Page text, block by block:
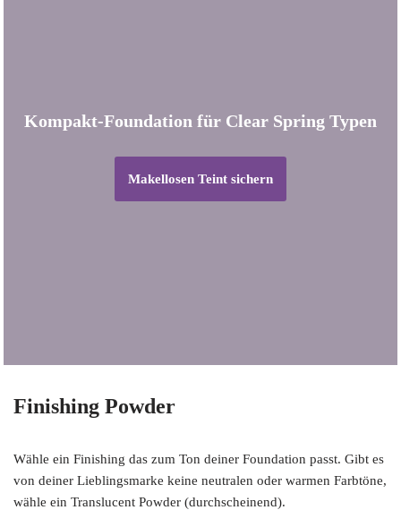
Kompakt-Foundation für Clear Spring Typen
Makellosen Teint sichern
Finishing Powder
Wähle ein Finishing das zum Ton deiner Foundation passt. Gibt es
von deiner Lieblingsmarke keine neutralen oder warmen Farbtöne,
wähle ein Translucent Powder (durchscheinend).